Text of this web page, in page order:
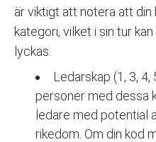
är viktigt att notera att din
kategori, vilket i sin tur
lyckas.
Ledarskap (1, 3, 4,
personer med dessa
ledare med potential
rikedom. Om din kod